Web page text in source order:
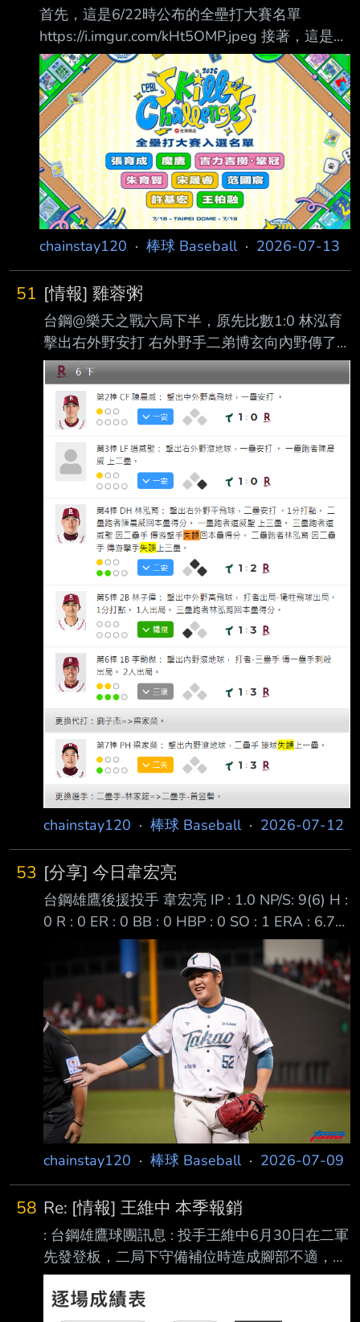
首先，這是6/22時公布的全壘打大賽名單
https://i.imgur.com/kHt5OMP.jpeg 接著，這是半
小時前公布的最終名單
https://i.imgur.com/24lDslV.jpeg 張育成 → 申皓
瑋 → 吉力吉撈．鞏冠 → 王政順 朱育賢 → 李勛
傑 宋晟睿 → 無變動 范國宸 → 無變動 許基宏 →
曾頌恩 → 前後對照有換人的部分我優先以同隊
有替換的塞 沒有的才會換成別隊的來補 基本上
就是換了四分之三 但對於會有這個結果老實說也
不是太意外 -- 達妮婭是我的媽媽/老婆/女兒
chainstay120 · 棒球 Baseball· 2026-07-13
51 [情報] 雞蓉粥
台鋼@樂天之戰六局下半，原先比數1:0 林泓育
擊出右外野安打 右外野手二弟博玄向內野傳了
一個CUT 二壘手林家鋐傳二壘的時候不知道在
傳甚麼東西 讓在二壘補位的YOYO完全接不到直
接噴到三壘後側 樂天靠著這個傳球失誤直接拿
下兩分 接著梁家榮擊出一二壘間滾地球 二壘手
林家鋐一樣處理失誤，把梁家榮送上壘包 在這
之後馬上被紅中用罄嗆換掉 後續在二出局一三
壘有人的情況下 坎南被迫退場休息，換上小寶
三振掉貓男，總算是結束掉這個半局 目前聯盟
計分板坎南戰機 R=5 ER=1 有4分是被隊友送掉
的，而樂天也在六局下半將比
chainstay120 · 棒球 Baseball· 2026-07-12
53 [分享] 今日韋宏亮
台鋼雄鷹後援投手 韋宏亮 IP : 1.0 NP/S: 9(6) H :
0 R : 0 ER : 0 BB : 0 HBP : 0 SO : 1 ERA : 6.75
ERA+: 48 WHIP: 1.607 今日是台鋼終結者林詩
翔不在的第二天 在第八局有5分領先時教練團派
上小寶上來鎮守 面對味全龍中心打線劉基鴻、
朱育賢、吉力吉撈．鞏冠投出非常精采的表現
面對打席 1.劉基鴻 FO 2.朱育賢 K 3.吉力吉撈．
鞏冠 GO 今日投的9球有5球是在跟朱哥對決 尤
其是最後K掉朱哥的那球指叉非常漂亮 成功吸引
chainstay120 · 棒球 Baseball· 2026-07-09
58 Re: [情報] 王維中 本季報銷
: 台鋼雄鷹球團訊息 : 投手王維中6月30日在二軍
先發登板，二局下守備補位時造成腳部不適，隨
即退場休息。期 : 間持續接受防護團隊治療，但
因腳踝腫脹部位未見好轉，經詳細檢查後，診斷